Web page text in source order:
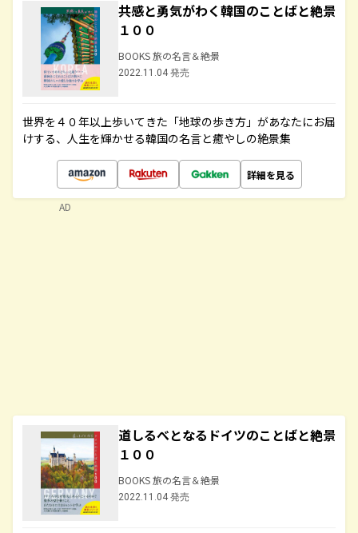
共感と勇気がわく韓国のことばと絶景
１００
BOOKS 旅の名言＆絶景
2022.11.04 発売
世界を４０年以上歩いてきた「地球の歩き方」があなたにお届
けする、人生を輝かせる韓国の名言と癒やしの絶景集
詳細を見る
道しるべとなるドイツのことばと絶景
１００
BOOKS 旅の名言＆絶景
2022.11.04 発売
AD